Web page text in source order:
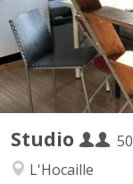
Studio
L'Hocaille